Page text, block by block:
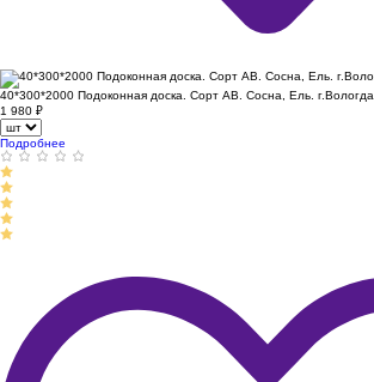
40*300*2000 Подоконная доска. Сорт АВ. Сосна, Ель. г.Вологда
1 980 ₽
Подробнее